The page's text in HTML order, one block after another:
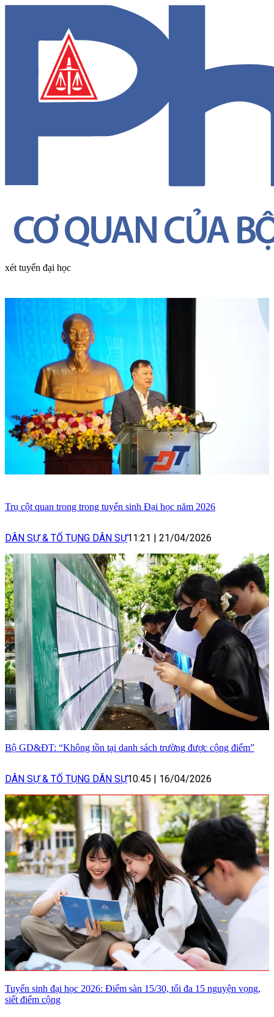
xét tuyển đại học
Trụ cột quan trong trong tuyển sinh Đại học năm 2026
DÂN SỰ & TỐ TỤNG DÂN SỰ11:21 | 21/04/2026
Bộ GD&ĐT: “Không tồn tại danh sách trường được cộng điểm”
DÂN SỰ & TỐ TỤNG DÂN SỰ10:45 | 16/04/2026
Tuyển sinh đại học 2026: Điểm sàn 15/30, tối đa 15 nguyện vọng,
siết điểm cộng